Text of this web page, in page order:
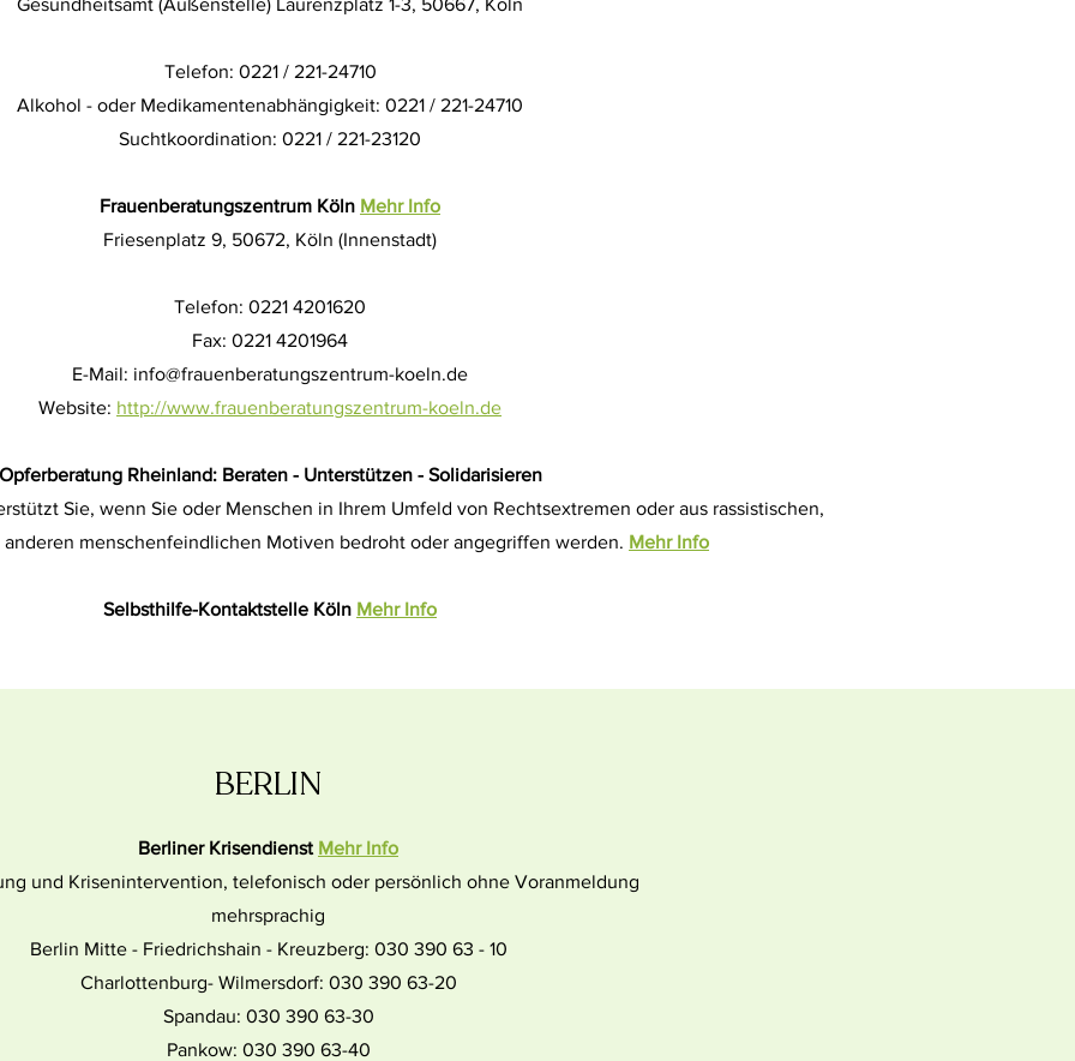
Gesundheitsamt (Außenstelle) Laurenzplatz 1-3, 50667, Köln
Telefon: 0221 / 221-24710
Alkohol - oder Medikamentenabhängigkeit: 0221 / 221-24710
Suchtkoordination: 0221 / 221-23120
Frauenberatungszentrum Köln Mehr Info
Friesenplatz 9, 50672, Köln (Innenstadt)
Telefon: 0221 4201620
Fax: 0221 4201964
E-Mail: info@frauenberatungszentrum-koeln.de
Website: http://www.frauenberatungszentrum-koeln.de
Opferberatung Rheinland: Beraten - Unterstützen - Solidarisieren
Sie, wenn Sie oder Menschen in Ihrem Umfeld von Rechtsextremen oder aus rassistischen,
menschenfeindlichen Motiven bedroht oder angegriffen werden. Mehr Info
Selbsthilfe-Kontaktstelle Köln Mehr Info
BERLIN
Berliner Krisendienst Mehr Info
und Krisenintervention, telefonisch oder persönlich ohne Voranmeldung
mehrsprachig
Berlin Mitte - Friedrichshain - Kreuzberg: 030 390 63 - 10
Charlottenburg- Wilmersdorf: 030 390 63-20
Spandau: 030 390 63-30
Pankow: 030 390 63-40